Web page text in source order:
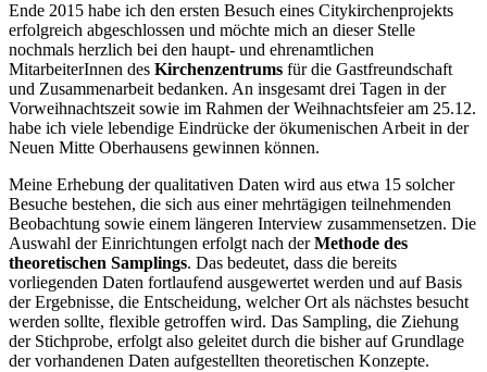
Ende 2015 habe ich den ersten Besuch eines Citykirchenprojekts
erfolgreich abgeschlossen und möchte mich an dieser Stelle
nochmals herzlich bei den haupt- und ehrenamtlichen
MitarbeiterInnen des Kirchenzentrums für die Gastfreundschaft
und Zusammenarbeit bedanken. An insgesamt drei Tagen in der
Vorweihnachtszeit sowie im Rahmen der Weihnachtsfeier am 25.12.
habe ich viele lebendige Eindrücke der ökumenischen Arbeit in der
Neuen Mitte Oberhausens gewinnen können.
Meine Erhebung der qualitativen Daten wird aus etwa 15 solcher
Besuche bestehen, die sich aus einer mehrtägigen teilnehmenden
Beobachtung sowie einem längeren Interview zusammensetzen. Die
Auswahl der Einrichtungen erfolgt nach derMethode des
theoretischen Samplings. Das bedeutet, dass die bereits
vorliegenden Daten fortlaufend ausgewertet werden und auf Basis
der Ergebnisse, die Entscheidung, welcher Ort als nächstes besucht
werden sollte, flexible getroffen wird. Das Sampling, die Ziehung
der Stichprobe, erfolgt also geleitet durch die bisher auf Grundlage
der vorhandenen Daten aufgestellten theoretischen Konzepte.